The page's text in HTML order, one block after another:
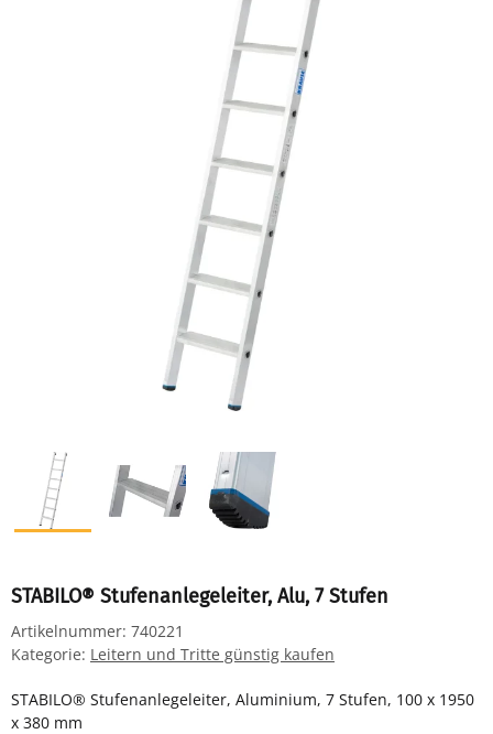
STABILO® Stufenanlegeleiter, Alu, 7 Stufen
Artikelnummer: 740221
Kategorie: Leitern und Tritte günstig kaufen
STABILO® Stufenanlegeleiter, Aluminium, 7 Stufen, 100 x 1950
x 380 mm